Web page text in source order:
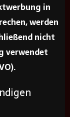
in
werden
nicht
verwendet